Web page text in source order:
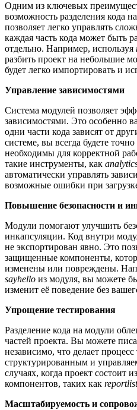
Одним из ключевых
возможность разделения кода
позволяет легко управлять
каждая часть кода может быть
отдельно. Например, используя
разбить проект на небольшие
будет легко импортировать и
Управление зависимостями
Система модулей позволяет
зависимостями. Это особенно
одни части кода зависят от
системе, вы всегда будете
необходимы для корректной
такие инструменты, как
автоматически управлять
возможные ошибки при
Повышение безопасности и
Модули помогают улучшить
инкапсуляции. Код внутри
не экспортирован явно. Это
защищенные компоненты,
изменены или повреждены.
sayhello из модуля, вы можете
изменит её поведение без
Упрощение тестирования
Разделение кода на модули
частей проекта. Вы можете
независимо, что делает
структурированным и
случаях, когда проект состоит
компонентов, таких как reportlist
Масштабируемость и